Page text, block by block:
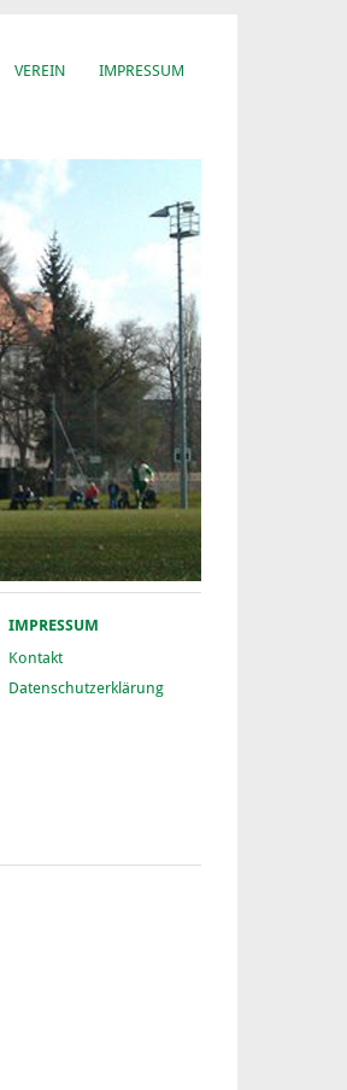
VEREIN IMPRESSUM
IMPRESSUM
Kontakt
Datenschutzerklärung